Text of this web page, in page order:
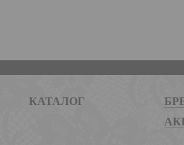
КАТАЛОГ